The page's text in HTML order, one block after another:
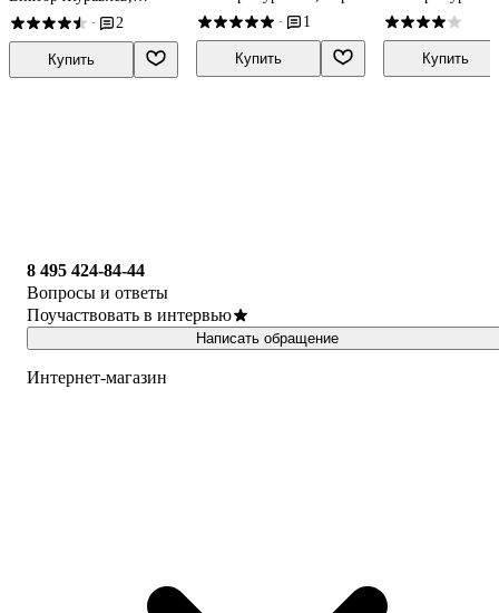
Валентин Коровин, Вера
Коровина
· 2
Купить
Коровина, Валентина
Полухина
· 1
Купить
Коровина,
Полухина
Купить
8 495 424-84-44
Вопросы и ответы
Поучаствовать в интервью
Написать обращение
Интернет-магазин